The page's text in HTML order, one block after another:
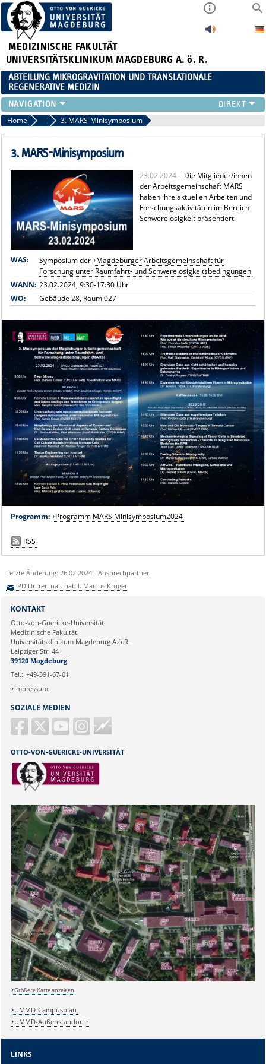
MEDIZINISCHE FAKULTÄT
UNIVERSITÄTSKLINIKUM MAGDEBURG A. ö. R.
ABTEILUNG MIKROGRAVITATION UND TRANSLATIONALE
REGENERATIVE MEDIZIN
FORSCHUNG
LEHRE
VERANSTALTUNGEN
KOOPERATIONEN
KONTAKT
Home Archiv3. MARS-Minisymposium
3. MARS-Minisymposium
23.02.2024 - Die Mitglieder/innen
der Arbeitsgemeinschaft MARS
haben ihre aktuellen Arbeiten und
Forschungsaktivitäten im Bereich
Schwerelosigkeit präsentiert.
WAS: Symposium der Magdeburger Arbeitsgemeinschaft für
Forschung unter Raumfahrt- und Schwerelosigkeitsbedingungen
WANN: 23.02.2024, 9:30-17:30 Uhr
WO:
Gebäude 28, Raum 027
Programm: Programm MARS Minisymposium2024
RSS
Letzte Änderung: 26.02.2024 - Ansprechpartner:
PD Dr. rer. nat. habil. Marcus Krüger
Krüger
Ihre E-Mailadresse:
Ihr Anliegen:
Sicherheitsabfrage:
SOZIALE MEDIEN
Guericke
FM
OTTO-VON-GUERICKE-UNIVERSITÄT
KONTAKT
Otto-von-Guericke-Universität
Medizinische Fakultät
Universitätsklinikum Magdeburg A.ö.R.
Leipziger Str. 44
39120 Magdeburg
Tel.: +49-391-67-01
Impressum
Größere Karte anzeigen
UMMD-Campusplan
UMMD-Außenstandorte
LINKS